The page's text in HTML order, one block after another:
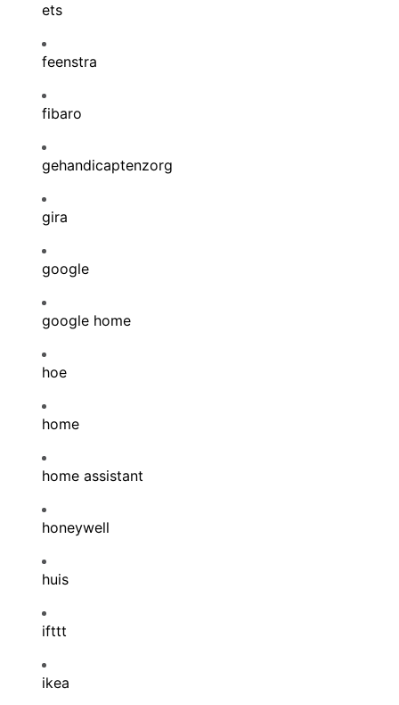
ets
feenstra
fibaro
gehandicaptenzorg
gira
google
google home
hoe
home
home assistant
honeywell
huis
ifttt
ikea